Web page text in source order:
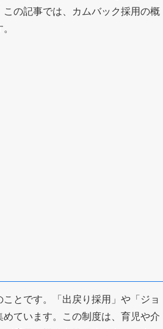
の記事では、カムバック採用の概
ことです。「出戻り採用」や「ジョ
ています。この制度は、育児や介